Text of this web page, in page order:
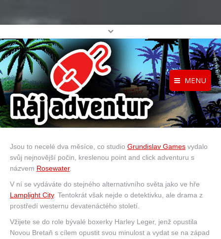
MENU
Registrace
Profil
Home
Katalog her
Jsou to necelé dva měsíce, co studio Grundislav Games vydalo
svůj nejnovější počin, kreslenou point and click adventuru s
názvem Rosewater.
V ní se vydáváte do stejného alternativního světa jako ve hře
Lamplight City. Tentokrát však nejde o detektivku, ale drama z
prostředí westernu devatenáctého století.
Vžijete se do role bývalé boxerky Harley Leger, jenž opustila
Novou Bretaň s cílem opustit svou minulost a vydat se na západ